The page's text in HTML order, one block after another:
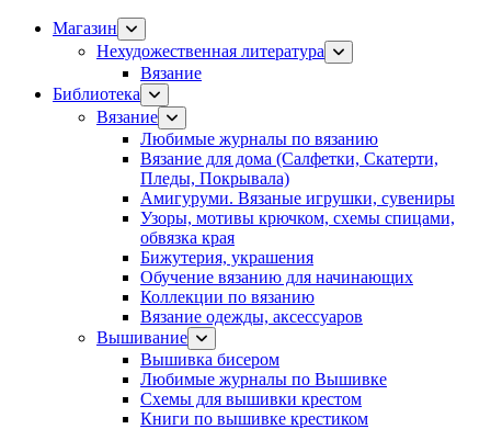
Магазин
Нехудожественная литература
Вязание
Библиотека
Вязание
Любимые журналы по вязанию
Вязание для дома (Салфетки, Скатерти,
Пледы, Покрывала)
Амигуруми. Вязаные игрушки, сувениры
Узоры, мотивы крючком, схемы спицами,
обвязка края
Бижутерия, украшения
Обучение вязанию для начинающих
Коллекции по вязанию
Вязание одежды, аксессуаров
Вышивание
Вышивка бисером
Любимые журналы по Вышивке
Схемы для вышивки крестом
Книги по вышивке крестиком